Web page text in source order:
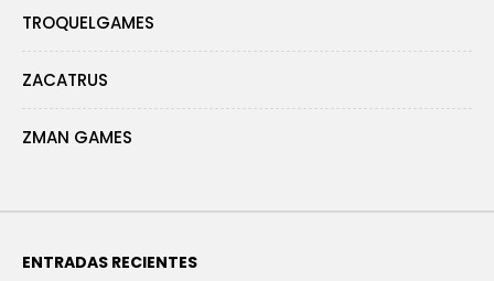
TROQUELGAMES
ZACATRUS
ZMAN GAMES
ENTRADAS RECIENTES